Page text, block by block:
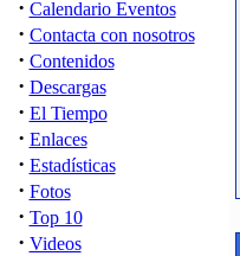
· Calendario Eventos
· Contacta con nosotros
· Contenidos
· Descargas
· El Tiempo
· Enlaces
· Estadísticas
· Fotos
· Top 10
· Videos